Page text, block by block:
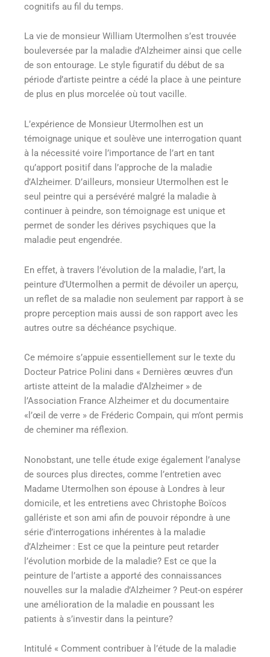
cognitifs au fil du temps.
La vie de monsieur William Utermolhen s’est trouvée
bouleversée par la maladie d’Alzheimer ainsi que celle
de son entourage. Le style figuratif du début de sa
période d’artiste peintre a cédé la place à une peinture
de plus en plus morcelée où tout vacille.
L’expérience de Monsieur Utermolhen est un
témoignage unique et soulève une interrogation quant
à la nécessité voire l’importance de l’art en tant
qu’apport positif dans l’approche de la maladie
d’Alzheimer. D’ailleurs, monsieur Utermolhen est le
seul peintre qui a persévéré malgré la maladie à
continuer à peindre, son témoignage est unique et
permet de sonder les dérives psychiques que la
maladie peut engendrée.
En effet, à travers l’évolution de la maladie, l’art, la
peinture d’Utermolhen a permit de dévoiler un aperçu,
un reflet de sa maladie non seulement par rapport à se
propre perception mais aussi de son rapport avec les
autres outre sa déchéance psychique.
Ce mémoire s’appuie essentiellement sur le texte du
Docteur Patrice Polini dans « Dernières œuvres d’un
artiste atteint de la maladie d’Alzheimer » de
l’Association France Alzheimer et du documentaire
«l’œil de verre » de Fréderic Compain, qui m’ont permis
de cheminer ma réflexion.
Nonobstant, une telle étude exige également l’analyse
de sources plus directes, comme l’entretien avec
Madame Utermolhen son épouse à Londres à leur
domicile, et les entretiens avec Christophe Boïcos
gallériste et son ami afin de pouvoir répondre à une
série d’interrogations inhérentes à la maladie
d’Alzheimer : Est ce que la peinture peut retarder
l’évolution morbide de la maladie? Est ce que la
peinture de l’artiste a apporté des connaissances
nouvelles sur la maladie d’Alzheimer ? Peut-on espérer
une amélioration de la maladie en poussant les
patients à s’investir dans la peinture?
Intitulé « Comment contribuer à l’étude de la maladie